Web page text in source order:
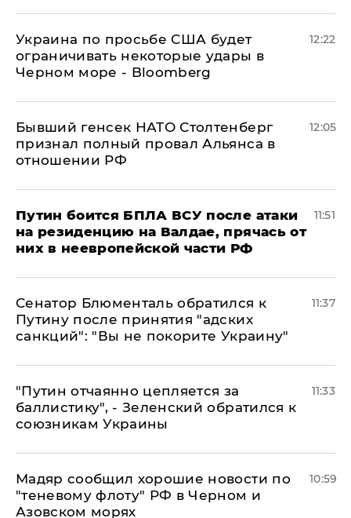
Украина по просьбе США будет
ограничивать некоторые удары в
Черном море - Bloomberg
12:22
Бывший генсек НАТО Столтенберг
признал полный провал Альянса в
отношении РФ
12:05
Путин боится БПЛА ВСУ после атаки
на резиденцию на Валдае, прячась от
них в неевропейской части РФ
11:51
Сенатор Блюменталь обратился к
Путину после принятия "адских
санкций": "Вы не покорите Украину"
11:37
"Путин отчаянно цепляется за
баллистику", - Зеленский обратился к
союзникам Украины
11:33
Мадяр сообщил хорошие новости по
"теневому флоту" РФ в Черном и
Азовском морях
10:59